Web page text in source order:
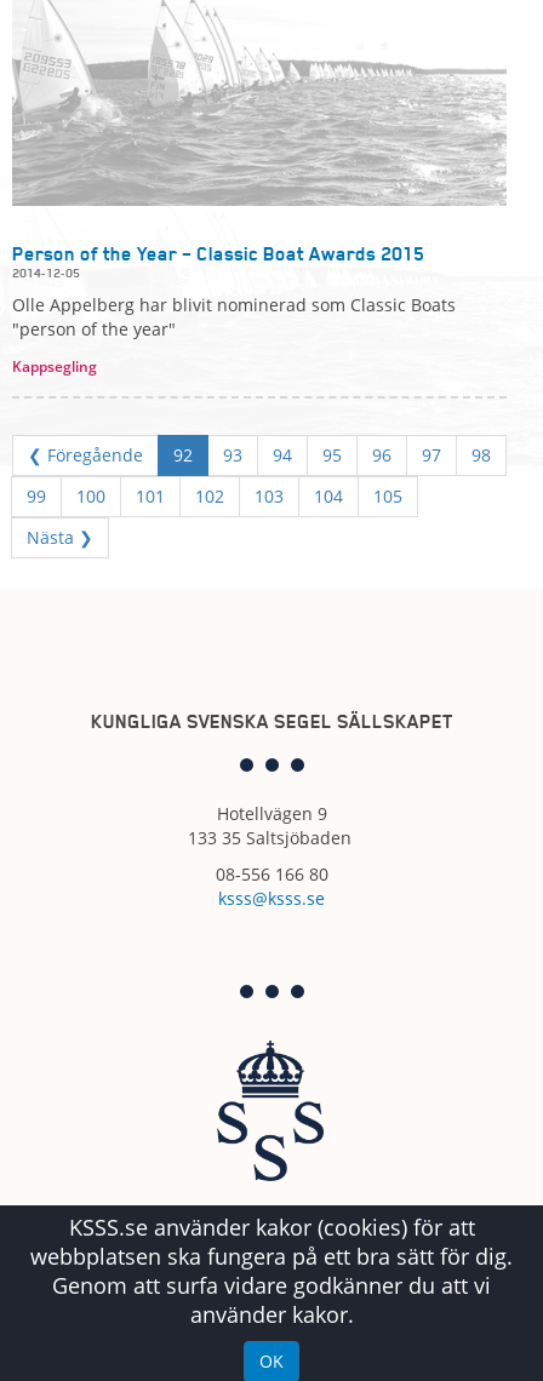
Person of the Year – Classic Boat Awards 2015
2014-12-05
Olle Appelberg har blivit nominerad som Classic Boats
"person of the year"
Kappsegling
❮ Föregående 92 93 94 95 96 97
98
99
100 101 102 103 104
105
Nästa ❯
KSSS.se använder kakor (cookies) för att
webbplatsen ska fungera på ett bra sätt för dig.
Genom att surfa vidare godkänner du att vi
använder kakor.
KUNGLIGA SVENSKA SEGEL SÄLLSKAPET
Hotellvägen 9
133 35 Saltsjöbaden
08-556 166 80
ksss@ksss.se